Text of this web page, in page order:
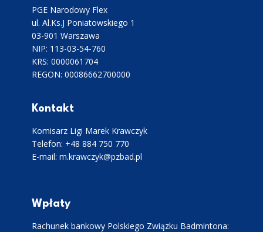
PGE Narodowy Flex
ul. Al.Ks.J Poniatowskiego 1
03-901 Warszawa
NIP: 113-03-54-760
KRS: 0000061704
REGON: 00086662700000
Kontakt
Komisarz Ligi Marek Krawczyk
Telefon: +48 884 750 770
E-mail: m.krawczyk@pzbad.pl
Wpłaty
Rachunek bankowy Polskiego Związku Badmintona: